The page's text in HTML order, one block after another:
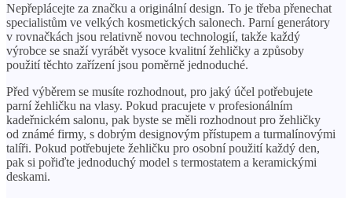
Nepřeplácejte za značku a originální design. To je třeba přenechat
specialistům ve velkých kosmetických salonech. Parní generátory
v rovnačkách jsou relativně novou technologií, takže každý
výrobce se snaží vyrábět vysoce kvalitní žehličky a způsoby
použití těchto zařízení jsou poměrně jednoduché.
Před výběrem se musíte rozhodnout, pro jaký účel potřebujete
parní žehličku na vlasy. Pokud pracujete v profesionálním
kadeřnickém salonu, pak byste se měli rozhodnout pro žehličky
od známé firmy, s dobrým designovým přístupem a turmalínovými
talíři. Pokud potřebujete žehličku pro osobní použití každý den,
pak si pořiďte jednoduchý model s termostatem a keramickými
deskami.